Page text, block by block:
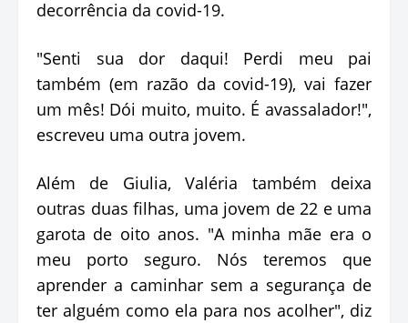
decorrência da covid-19.
"Senti sua dor daqui! Perdi meu pai
também (em razão da covid-19), vai fazer
um mês! Dói muito, muito. É avassalador!",
escreveu uma outra jovem.
Além de Giulia, Valéria também deixa
outras duas filhas, uma jovem de 22 e uma
garota de oito anos. "A minha mãe era o
meu porto seguro. Nós teremos que
aprender a caminhar sem a segurança de
ter alguém como ela para nos acolher", diz